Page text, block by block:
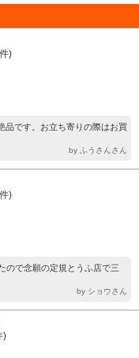
)
品です。お立ち寄りの際はお買
by ふうさんさん
)
ので念願の定規とうふ店で三
by ショウさん
)